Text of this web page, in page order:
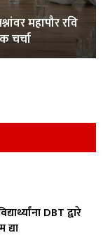
महापौर रवि
चर्चा
DBT द्वारे